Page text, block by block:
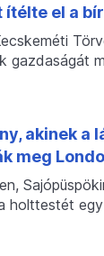
el a
gazdaságát
akinek a
meg
holttestét